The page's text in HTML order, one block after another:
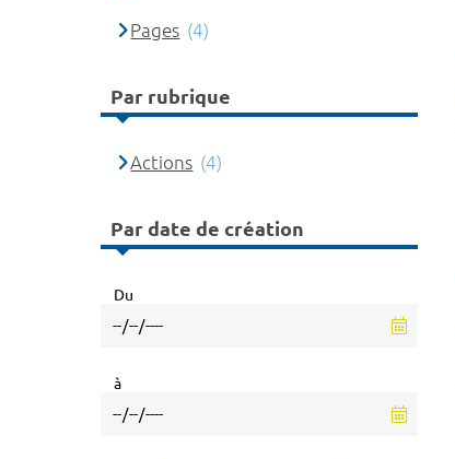
Pages (4)
Par rubrique
Actions (4)
Par date de création
Du
à